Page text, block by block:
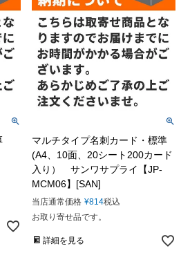
マルチタイプ名刺カード・標準
(A4、10面、20シート200カード
入り） サンワサプライ【JP-
MCM06】[SAN]
当店通常価格 ¥814税込
お取り寄せ品です。
詳細を見る